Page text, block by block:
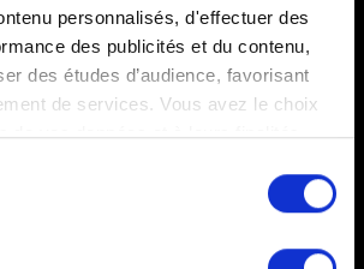
personnalisés, d'effectuer des
des publicités et du contenu,
des études d’audience, favorisant
de services. Vous avez le choix
de vos données et à leurs finalités.
la Déclaration relative aux
sur l'icône de confidentialité.
?
Nous contacter